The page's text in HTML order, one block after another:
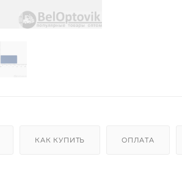
КАК КУПИТЬ ОПЛАТА